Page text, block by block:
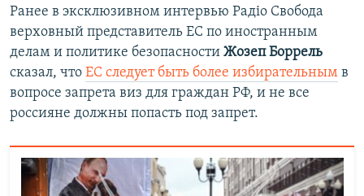
Ранее в эксклюзивном интервью Радіо Свобода
верховный представитель ЕС по иностранным
делам и политике безопасности Жозеп Боррель
сказал, что ЕС следует быть более избирательным в
вопросе запрета виз для граждан РФ, и не все
россияне должны попасть под запрет.